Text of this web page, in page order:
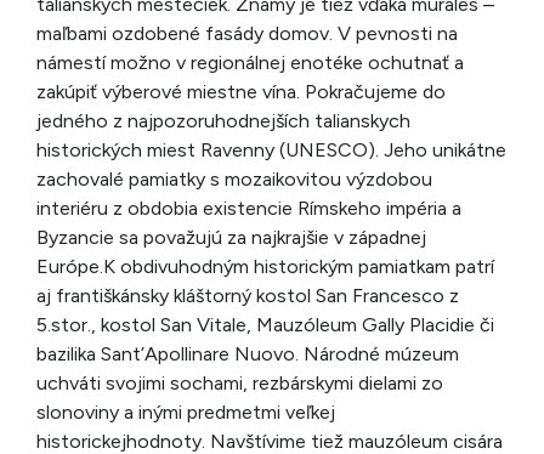
maľbami ozdobené fasády domov. V pevnosti na
námestí možno v regionálnej enotéke ochutnať a
zakúpiť výberové miestne vína. Pokračujeme do
jedného z najpozoruhodnejších talianskych
historických miest Ravenny (UNESCO). Jeho unikátne
zachovalé pamiatky s mozaikovitou výzdobou
interiéru z obdobia existencie Rímskeho impéria a
Byzancie sa považujú za najkrajšie v západnej
Európe.K obdivuhodným historickým pamiatkam patrí
aj františkánsky kláštorný kostol San Francesco z
5.stor., kostol San Vitale, Mauzóleum Gally Placidie či
bazilika Sant’Apollinare Nuovo. Národné múzeum
uchváti svojimi sochami, rezbárskymi dielami zo
slonoviny a inými predmetmi veľkej
historickejhodnoty. Navštívime tiež mauzóleum cisára